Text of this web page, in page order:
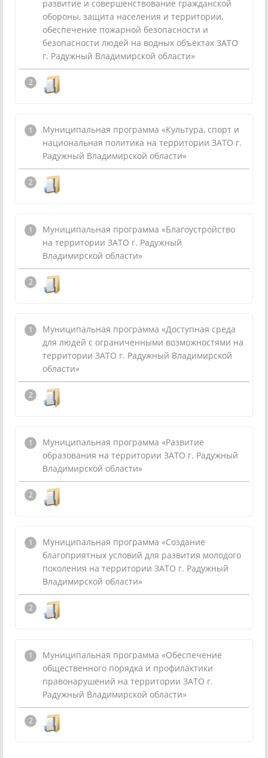
развитие и совершенствование гражданской
обороны, защита населения и территории,
обеспечение пожарной безопасности и
безопасности людей на водных объектах ЗАТО
г. Радужный Владимирской области»
Муниципальная программа «Культура, спорт и
национальная политика на территории ЗАТО г.
Радужный Владимирской области»
Муниципальная программа «Благоустройство
на территории ЗАТО г. Радужный
Владимирской области»
Муниципальная программа «Доступная среда
для людей с ограниченными возможностями на
территории ЗАТО г. Радужный Владимирской
области»
Муниципальная программа «Развитие
образования на территории ЗАТО г. Радужный
Владимирской области»
Муниципальная программа «Создание
благоприятных условий для развития молодого
поколения на территории ЗАТО г. Радужный
Владимирской области»
Муниципальная программа «Обеспечение
общественного порядка и профилактики
правонарушений на территории ЗАТО г.
Радужный Владимирской области»